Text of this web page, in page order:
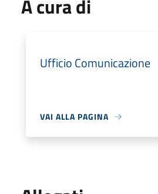
A cura di
Ufficio Comunicazione
VAI ALLA PAGINA